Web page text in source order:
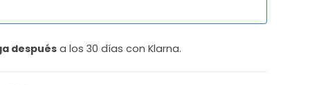
después a los 30 días con Klarna.